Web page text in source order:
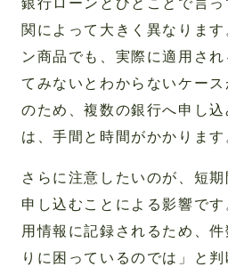
銀行ローンとひとことで言
関によって大きく異なりま
ン商品でも、実際に適用さ
てみないとわからないケー
のため、複数の銀行へ申し
は、手間と時間がかかります
さらに注意したいのが、短
申し込むことによる影響で
用情報に記録されるため、
りに困っているのでは」と